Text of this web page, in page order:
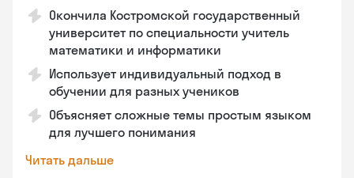
Окончила Костромской государственный
университет по специальности учитель
математики и информатики
Использует индивидуальный подход в
обучении для разных учеников
Объясняет сложные темы простым языком
для лучшего понимания
Читать дальше